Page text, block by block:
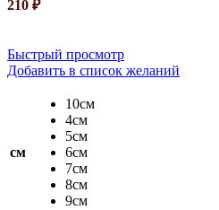
210 ₽
Быстрый просмотр
Добавить в список желаний
см
10см
4см
5см
6см
7см
8см
9см